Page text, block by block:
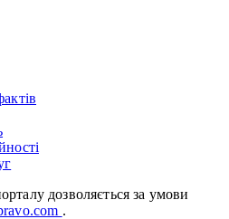
дозволяється за умови
.